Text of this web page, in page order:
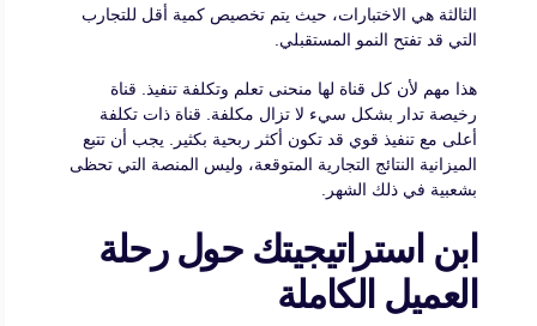
الثالثة هي الاختبارات، حيث يتم تخصيص كمية أقل للتجارب
التي قد تفتح النمو المستقبلي.
هذا مهم لأن كل قناة لها منحنى تعلم وتكلفة تنفيذ. قناة
رخيصة تدار بشكل سيء لا تزال مكلفة. قناة ذات تكلفة
أعلى مع تنفيذ قوي قد تكون أكثر ربحية بكثير. يجب أن تتبع
الميزانية النتائج التجارية المتوقعة، وليس المنصة التي تحظى
بشعبية في ذلك الشهر.
ابن استراتيجيتك حول رحلة
العميل الكاملة